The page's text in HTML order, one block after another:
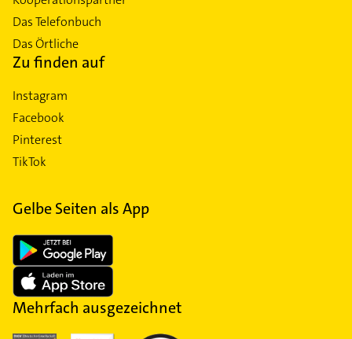
Das Telefonbuch
Das Örtliche
Zu finden auf
Instagram
Facebook
Pinterest
TikTok
Gelbe Seiten als App
Mehrfach ausgezeichnet